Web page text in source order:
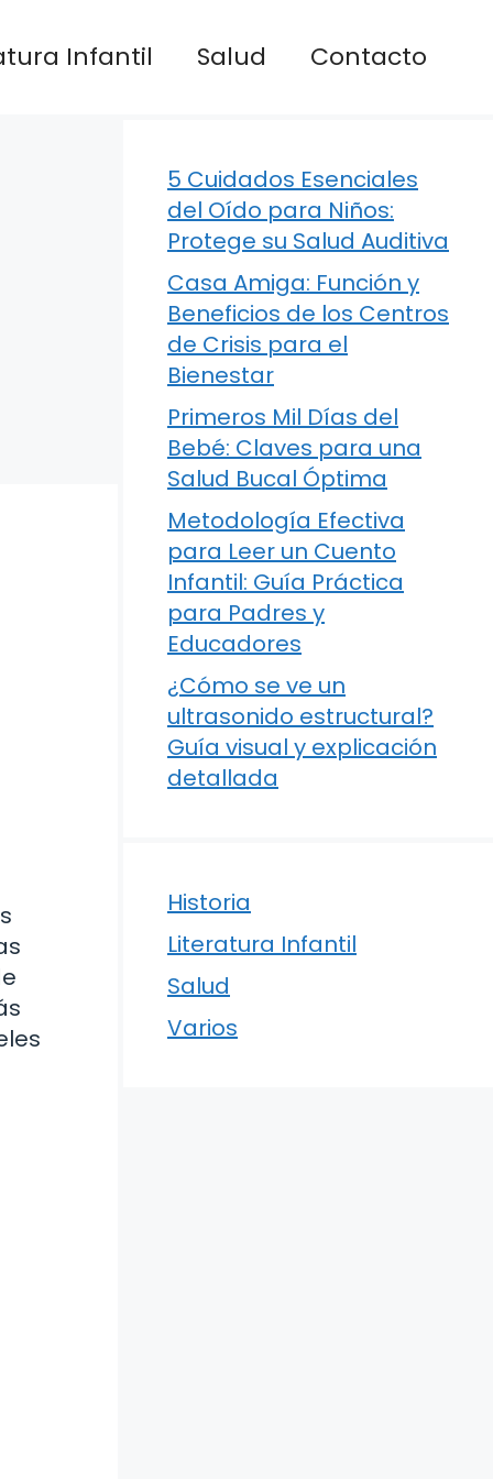
Infantil Salud Contacto
5 Cuidados Esenciales
del Oído para Niños:
Protege su Salud Auditiva
Casa Amiga: Función y
Beneficios de los Centros
de Crisis para el
Bienestar
Primeros Mil Días del
Bebé: Claves para una
Salud Bucal Óptima
Metodología Efectiva
para Leer un Cuento
Infantil: Guía Práctica
para Padres y
Educadores
¿Cómo se ve un
ultrasonido estructural?
Guía visual y explicación
detallada
Historia
Literatura Infantil
Salud
Varios